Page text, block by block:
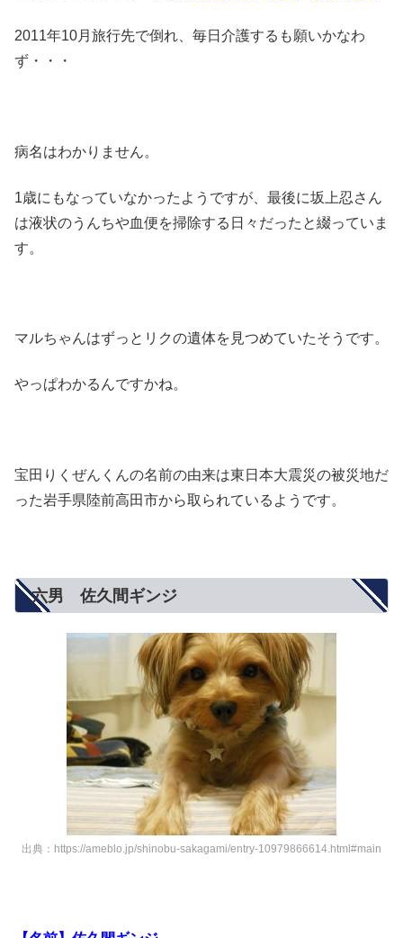
2011年10月旅行先で倒れ、毎日介護するも願いかなわ
ず・・・
病名はわかりません。
1歳にもなっていなかったようですが、最後に坂上忍さん
は液状のうんちや血便を掃除する日々だったと綴っていま
す。
マルちゃんはずっとリクの遺体を見つめていたそうです。
やっぱわかるんですかね。
宝田りくぜんくんの名前の由来は東日本大震災の被災地だ
った岩手県陸前高田市から取られているようです。
六男 佐久間ギンジ
出典：https://ameblo.jp/shinobu-sakagami/entry-10979866614.html#main